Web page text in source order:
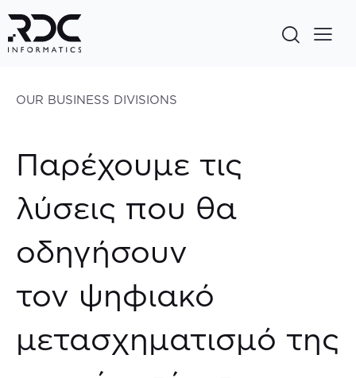
OUR BUSINESS DIVISIONS
Παρέχουμε τις
λύσεις που θα
οδηγήσουν
τον ψηφιακό
μετασχηματισμό της